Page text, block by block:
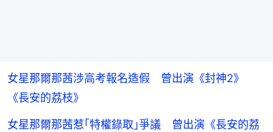
女星那爾那茜涉高考報名造假 曾出演《封神2》
《長安的荔枝》
女星那爾那茜惹｢特權錄取｣爭議 曾出演《長安的荔